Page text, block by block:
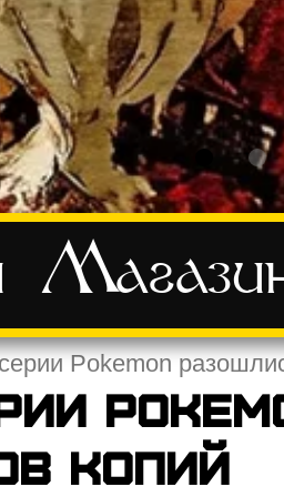
Pokemon
копий